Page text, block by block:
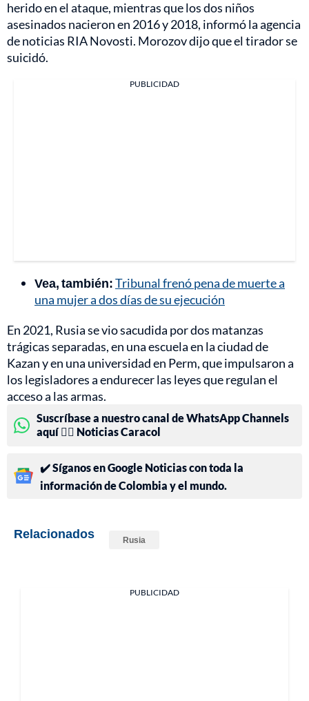
herido en el ataque, mientras que los dos niños
asesinados nacieron en 2016 y 2018, informó la agencia
de noticias RIA Novosti. Morozov dijo que el tirador se
suicidó.
PUBLICIDAD
Vea, también:Tribunal frenó pena de muerte a
una mujer a dos días de su ejecución
En 2021, Rusia se vio sacudida por dos matanzas
trágicas separadas, en una escuela en la ciudad de
Kazan y en una universidad en Perm, que impulsaron a
los legisladores a endurecer las leyes que regulan el
acceso a las armas.
Suscríbase a nuestro canal de WhatsApp Channels
aquí 👉🏻 Noticias Caracol
✔️ Síganos en Google Noticias con toda la
información de Colombia y el mundo.
Relacionados Rusia
PUBLICIDAD